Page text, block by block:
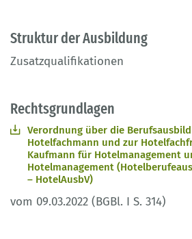
Struktur der Ausbildung
Zusatzqualifikationen
Rechtsgrundlagen
Verordnung über die
Hotelfachmann und zur
Kaufmann für Hotelmanagement
Hotelmanagement
– HotelAusbV)
vom 09.03.2022 (BGBl. I S. 314)